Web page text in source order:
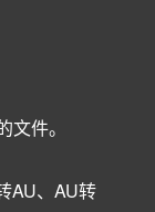
件。
AU、AU转